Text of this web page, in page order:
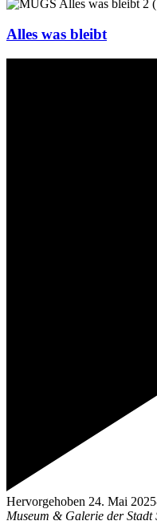
Alles was bleibt
Hervorgehoben 24. Mai 2025
Museum & Galerie der Stadt